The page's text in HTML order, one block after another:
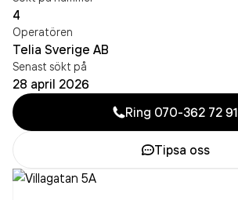
4
Operatören
Telia Sverige AB
Senast sökt på
28 april 2026
Ring 070-362 72 91
Tipsa oss